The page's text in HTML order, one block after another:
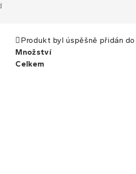
Produkt byl úspěšně přidán
Množství
Celkem